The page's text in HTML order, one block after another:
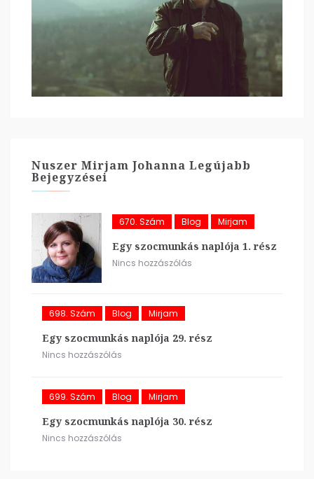
Nuszer Mirjam Johanna Legújabb
Bejegyzései
670. Szám Blog Mirjam
Egy szocmunkás naplója 1. rész
Nincs hozzászólás
698. Szám Blog Mirjam
Egy szocmunkás naplója 29. rész
Nincs hozzászólás
699. Szám Blog Mirjam
Egy szocmunkás naplója 30. rész
Nincs hozzászólás